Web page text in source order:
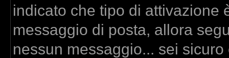
indicato che tipo di attivazione
messaggio di posta, allora
nessun messaggio... sei